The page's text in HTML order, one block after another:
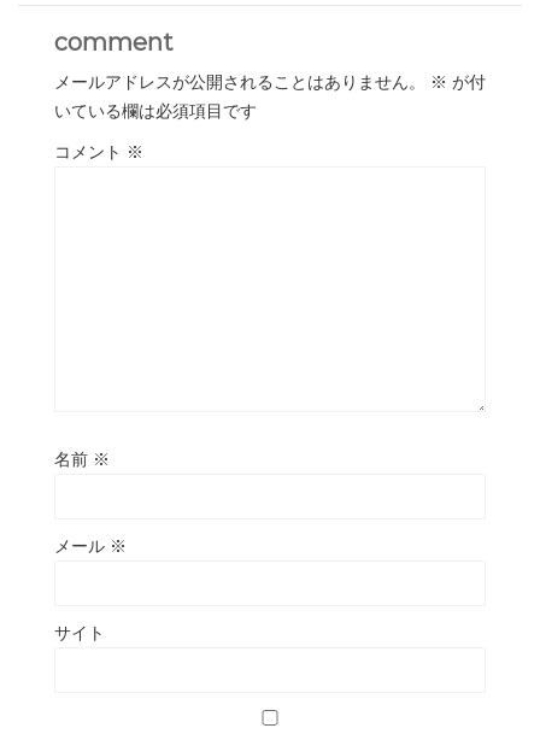
comment
メールアドレスが公開されることはありません。 ※ が付
いている欄は必須項目です
コメント ※
名前 ※
メール ※
サイト